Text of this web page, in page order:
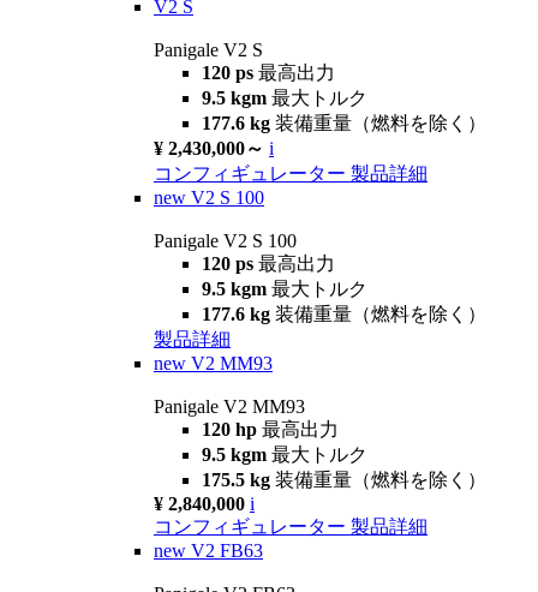
V2 S
Panigale V2 S
120 ps 最高出力
9.5 kgm 最大トルク
177.6 kg 装備重量（燃料を除く）
¥ 2,430,000～ i
コンフィギュレーター 製品詳細
new V2 S 100
Panigale V2 S 100
120 ps 最高出力
9.5 kgm 最大トルク
177.6 kg 装備重量（燃料を除く）
製品詳細
new V2 MM93
Panigale V2 MM93
120 hp 最高出力
9.5 kgm 最大トルク
175.5 kg 装備重量（燃料を除く）
¥ 2,840,000 i
コンフィギュレーター 製品詳細
new V2 FB63